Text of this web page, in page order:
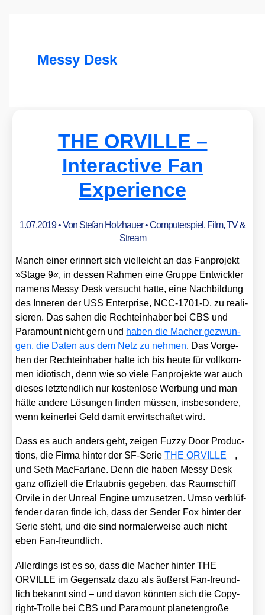
Messy Desk
THE ORVILLE –
Interactive Fan
Experience
1.07.2019• Von Stefan Holzhauer•Computerspiel, Film, TV &
Stream
Manch einer erin­nert sich viel­leicht an das Fan­pro­jekt
»Stage 9«, in des­sen Rah­men eine Grup­pe Ent­wick­ler
namens Mes­sy Desk ver­sucht hat­te, eine Nach­bil­dung
des Inne­ren der USS Enter­pri­se, NCC-1701‑D, zu rea­li­
sie­ren. Das sahen die Rech­te­inha­ber bei CBS und
Para­mount nicht gern und haben die Macher gezwun­
gen, die Daten aus dem Netz zu neh­men. Das Vor­ge­
hen der Rech­te­inha­ber hal­te ich bis heu­te für voll­kom­
men idio­tisch, denn wie so vie­le Fan­pro­jek­te war auch
die­ses letzt­end­lich nur kos­ten­lo­se Wer­bung und man
hät­te ande­re Lösun­gen fin­den müs­sen, ins­be­son­de­re,
wenn kei­ner­lei Geld damit erwirt­schaf­tet wird.
Dass es auch anders geht, zei­gen Fuz­zy Door Pro­duc­
tions, die Fir­ma hin­ter der SF-SerieTHE ORVILLE
,
und Seth Mac­Far­la­ne. Denn die haben Mes­sy Desk
ganz offi­zi­ell die Erlaub­nis gege­ben, das Raum­schiff
Orvi­le in der Unre­al Engi­ne umzu­set­zen. Umso ver­blüf­
fen­der dar­an fin­de ich, dass der Sen­der Fox hin­ter der
Serie steht, und die sind nor­ma­ler­wei­se auch nicht
eben Fan-freund­lich.
Aller­dings ist es so, dass die Macher hin­ter THE
ORVILLE im Gegen­satz dazu als äußerst Fan-freund­
lich bekannt sind – und davon könn­ten sich die Copy­
right-Trol­le bei CBS und Para­mount pla­ne­ten­gro­ße